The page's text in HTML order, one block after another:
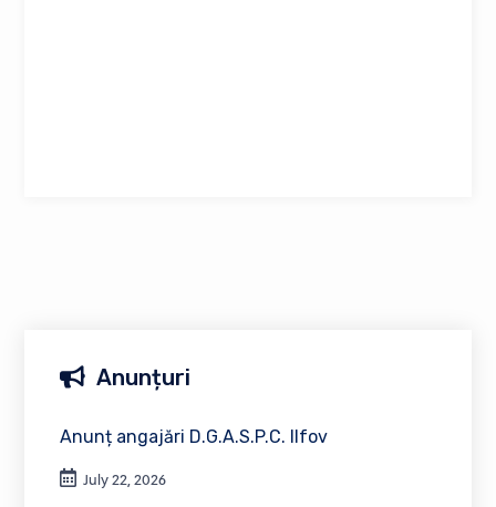
Anunțuri
Anunț angajări D.G.A.S.P.C. Ilfov
July 22, 2026